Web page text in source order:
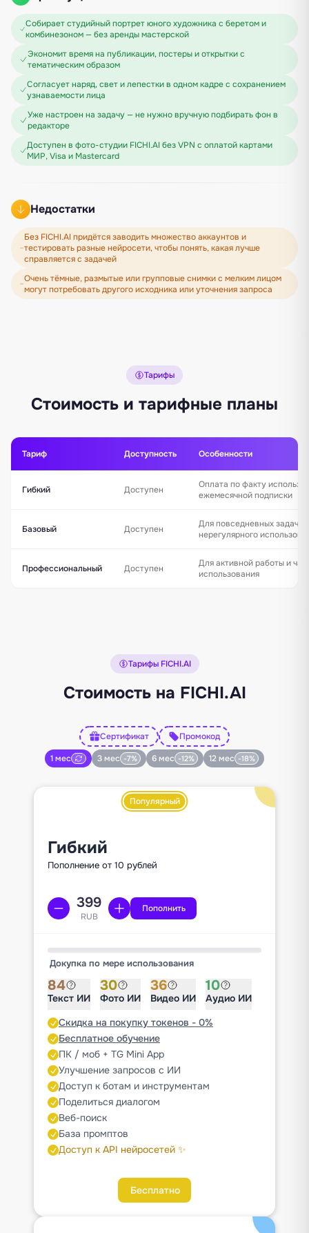
Собирает студийный портрет юного художника с беретом и
комбинезоном — без аренды мастерской
Экономит время на публикации, постеры и открытки с
тематическим образом
Согласует наряд, свет и лепестки в одном кадре с сохранением
узнаваемости лица
Уже настроен на задачу — не нужно вручную подбирать фон в
редакторе
Доступен в фото-студии FICHI.AI без VPN с оплатой картами
МИР, Visa и Mastercard
Недостатки
Без FICHI.AI придётся заводить множество аккаунтов и
тестировать разные нейросети, чтобы понять, какая лучше
справляется с задачей
Очень тёмные, размытые или групповые снимки с мелким лицом
могут потребовать другого исходника или уточнения запроса
Тарифы
Стоимость и тарифные планы
Тариф Доступность Особенности
Гибкий Доступен
Оплата по факту
ежемесячной подписки
Базовый Доступен
Для повседневных задач и
нерегулярного
Профессиональный Доступен
Для активной работы и
использования
Тарифы FICHI.AI
Стоимость на FICHI.AI
Сертификат
1 мес
3 мес -7% 6 мес -12% 12 мес -18%
Промокод
Популярный
Гибкий
Пополнение от 10 рублей
RUB
Пополнить
Докупка по мере использования
84
Текст ИИ
30
Фото ИИ
36
Видео ИИ
10
Аудио ИИ
Скидка на покупку токенов - 0%
Бесплатное обучение
ПК / моб + TG Mini App
Улучшение запросов с ИИ
Доступ к ботам и инструментам
Поделиться диалогом
Веб-поиск
База промптов
Доступ к API нейросетей ✨
Бесплатно